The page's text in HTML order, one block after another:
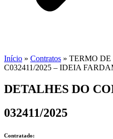
Início » Contratos » TERMO
C032411/2025 – IDEIA
DETALHES DO
032411/2025
Contratado: